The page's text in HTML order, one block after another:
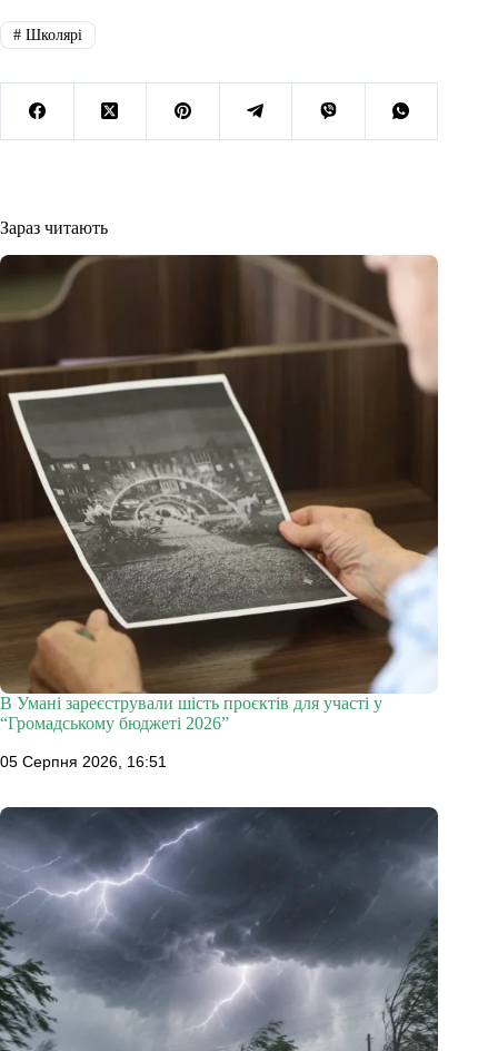
#Школярі
Зараз читають
В Умані зареєстрували шість проєктів для участі у
“Громадському бюджеті 2026”
05 Серпня 2026, 16:51